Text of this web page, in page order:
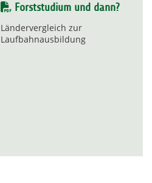
Forststudium und dann?
Ländervergleich zur
Laufbahnausbildung